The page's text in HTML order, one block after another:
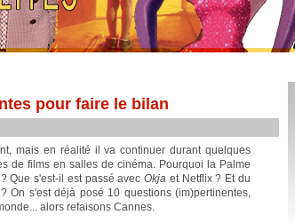
pour faire le bilan
mais en réalité il va continuer durant quelques
de films en salles de cinéma. Pourquoi la Palme
Que s'est-il est passé avecOkja et Netflix ? Et du
On s'est déjà posé 10 questions (im)pertinentes,
alors refaisons Cannes.